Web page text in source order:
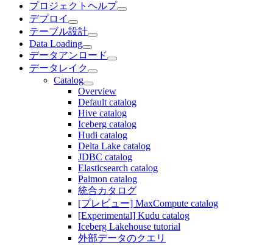
プロジェクトヘルプ
デプロイ
テーブル設計
Data Loading
データアンロード
データレイク
Catalog
Overview
Default catalog
Hive catalog
Iceberg catalog
Hudi catalog
Delta Lake catalog
JDBC catalog
Elasticsearch catalog
Paimon catalog
統合カタログ
[プレビュー] MaxCompute catalog
[Experimental] Kudu catalog
Iceberg Lakehouse tutorial
外部データのクエリ